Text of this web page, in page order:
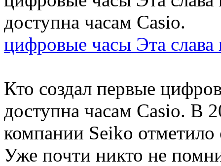
цифровые часы Эта слава
Кто создал первые
доступна часам Casio. В
компании Seiko
Уже почти никто не